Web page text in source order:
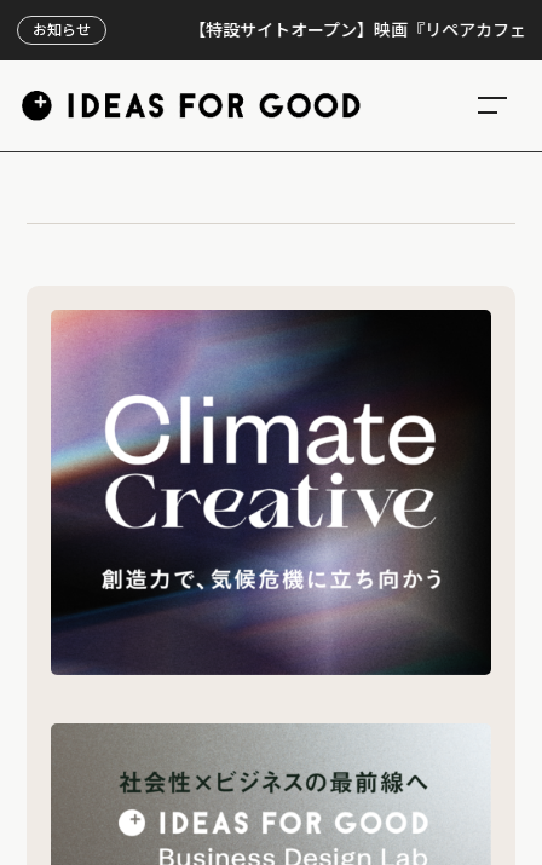
お知らせ 【特設サイトオープン】映画『リペアカフェ』、